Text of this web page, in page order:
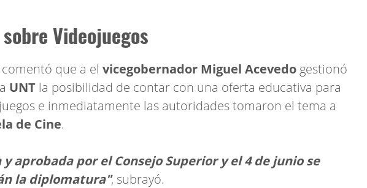
Videojuegos
comentó que a el vicegobernador Miguel Acevedo gestionó
UNT la posibilidad de contar con una oferta educativa para
e inmediatamente las autoridades tomaron el tema a
de Cine.
y aprobada por el Consejo Superior y el 4 de junio se
la diplomatura", subrayó.